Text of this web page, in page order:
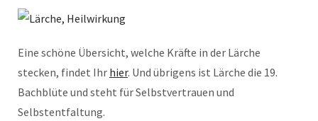
Eine schöne Übersicht, welche Kräfte in der Lärche
stecken, findet Ihr hier. Und übrigens ist Lärche die 19.
Bachblüte und steht für Selbstvertrauen und
Selbstentfaltung.